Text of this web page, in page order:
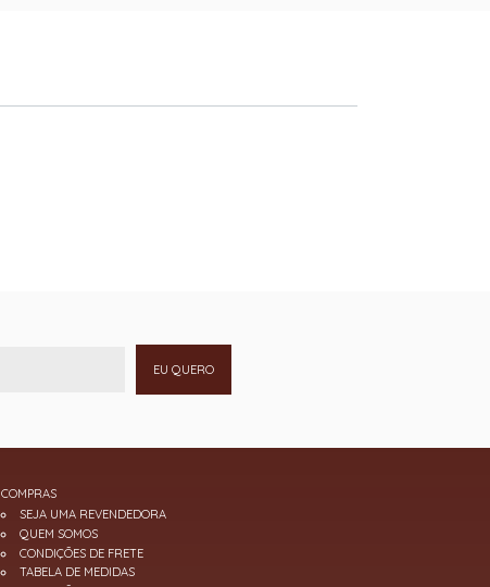
EU QUERO
COMPRAS
SEJA UMA REVENDEDORA
QUEM SOMOS
CONDIÇÕES DE FRETE
TABELA DE MEDIDAS